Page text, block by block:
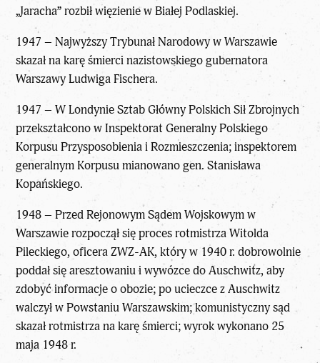
„Jaracha” rozbił więzienie w Białej Podlaskiej.
1947 – Najwyższy Trybunał Narodowy w Warszawie
skazał na karę śmierci nazistowskiego gubernatora
Warszawy Ludwiga Fischera.
1947 – W Londynie Sztab Główny Polskich Sił Zbrojnych
przekształcono w Inspektorat Generalny Polskiego
Korpusu Przysposobienia i Rozmieszczenia; inspektorem
generalnym Korpusu mianowano gen. Stanisława
Kopańskiego.
1948 – Przed Rejonowym Sądem Wojskowym w
Warszawie rozpoczął się proces rotmistrza Witolda
Pileckiego, oficera ZWZ-AK, który w 1940 r. dobrowolnie
poddał się aresztowaniu i wywózce do Auschwitz, aby
zdobyć informacje o obozie; po ucieczce z Auschwitz
walczył w Powstaniu Warszawskim; komunistyczny sąd
skazał rotmistrza na karę śmierci; wyrok wykonano 25
maja 1948 r.